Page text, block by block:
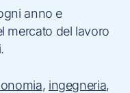
anno e
mercato del lavoro
, ingegneria,